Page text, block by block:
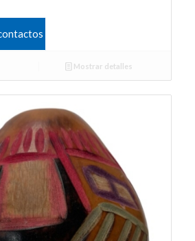
Mostrar detalles